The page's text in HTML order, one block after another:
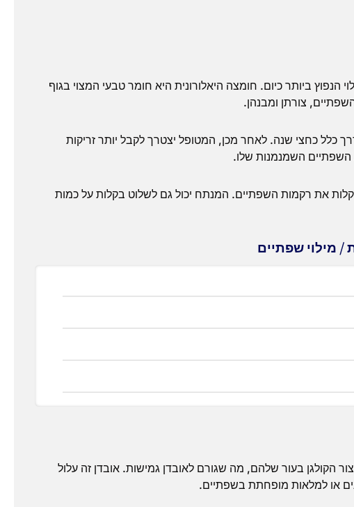
הנפוץ ביותר כיום. חומצה היאלורונית היא חומר טבעי המצוי בגוף
צורתן ומבנהן.
כלל כחצי שנה. לאחר מכן, המטופל יצטרך לקבל יותר זריקות
השפתיים השמנמנות שלו.
את רקמות השפתיים. המנתח יכול גם לשלוט בקלות על כמות
/ מילוי שפתיים
הקולגן בעור שלהם, מה שגורם לאובדן גמישות. אובדן זה עלול
או למלאות מופחתת בשפתיים.